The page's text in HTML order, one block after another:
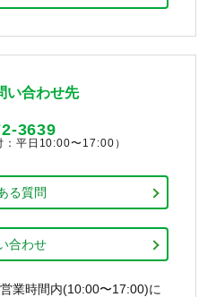
い合わせ先
3639
：平日10:00〜17:00）
る質問
合わせ
業時間内(10:00〜17:00)に